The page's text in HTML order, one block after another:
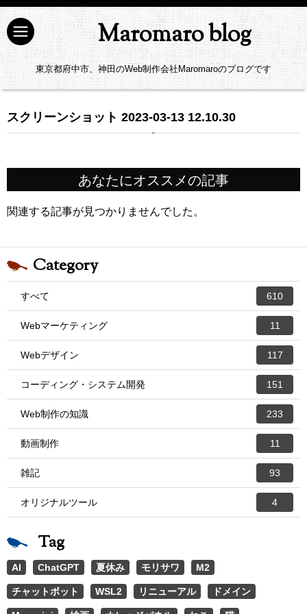
Maromaro blog
東京都府中市、神田のWeb制作会社Maromaroのブログです
スクリーンショット 2023-03-13 12.10.30
あなたにオススメの記事
関連する記事が見つかりませんでした。
Category
すべて 610
Webマーケティング 11
Webデザイン 117
コーディング・システム開発 151
Web制作の知識 233
動画制作 11
雑記 93
オリジナルツール 4
Tag
AI ChatGPT 夏休み モリサワ M2
チャットボット WSL2 リニューアル ドメイン